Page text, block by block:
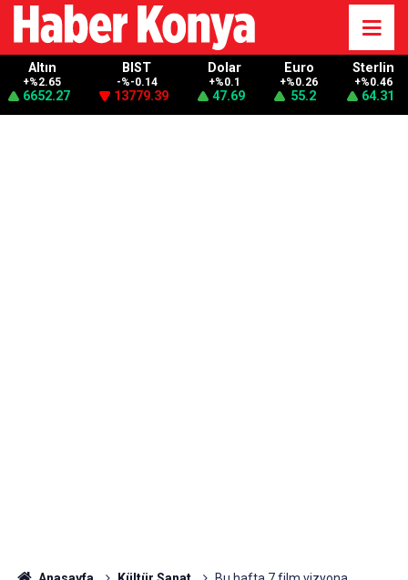
Altın
+%2.65
6652.27
BIST
-%-0.14
13779.39
Dolar
+%0.1
47.69
Euro
+%0.26
55.2
Sterlin
+%0.46
64.31